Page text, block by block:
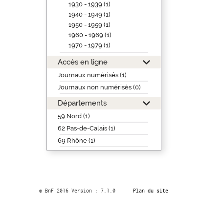
1930 - 1939 (1)
1940 - 1949 (1)
1950 - 1959 (1)
1960 - 1969 (1)
1970 - 1979 (1)
Accès en ligne
Journaux numérisés (1)
Journaux non numérisés (0)
Départements
59 Nord (1)
62 Pas-de-Calais (1)
69 Rhône (1)
© BnF 2016 Version : 7.1.0 Plan du site